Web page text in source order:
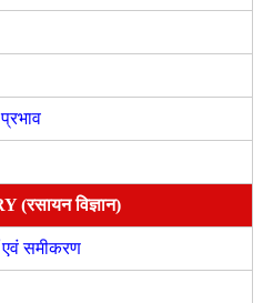
(रसायन विज्ञान)
एवं समीकरण